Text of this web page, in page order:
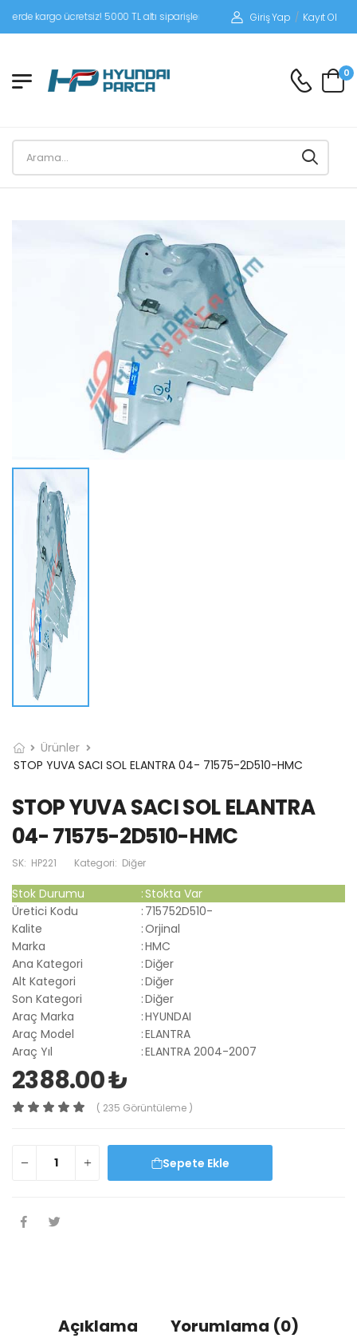
kargo ücretsiz! 5000 TL altı siparişlerinizde siparişleriniz alıcı ödemeli
Giriş Yap / Kayıt Ol
0
Ürünler
STOP YUVA SACI SOL ELANTRA 04- 71575-2D510-HMC
STOP YUVA SACI SOL ELANTRA
04- 71575-2D510-HMC
SK: HP221 Kategori: Diğer
Stok Durumu :Stokta Var
Üretici Kodu
: 715752D510-
Kalite
:Orjinal
Marka
:HMC
Ana Kategori
:Diğer
Alt Kategori
:Diğer
Son Kategori
:Diğer
Araç Marka
:HYUNDAI
Araç Model
:ELANTRA
Araç Yıl
:ELANTRA 2004-2007
2388.00 ₺
( 235 Görüntüleme )
Sepete Ekle
Açıklama Yorumlama (0)